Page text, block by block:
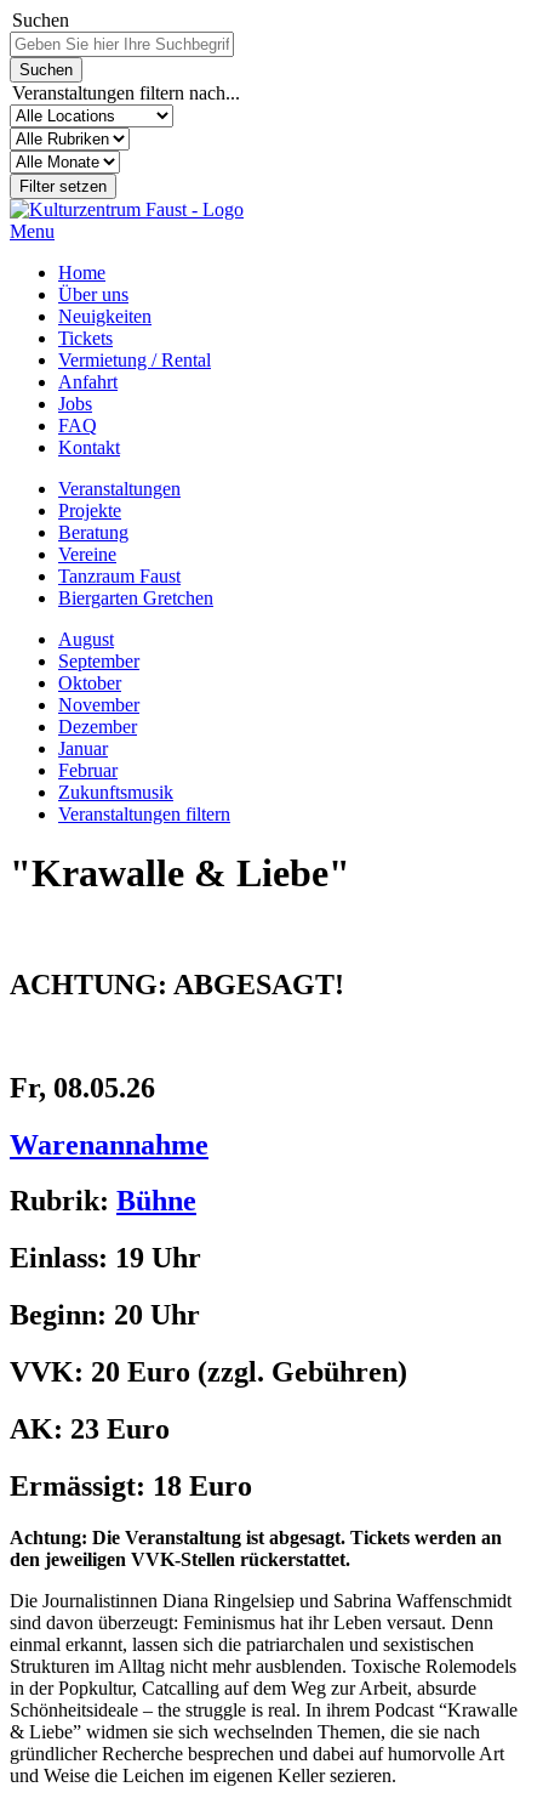
Suchen
Veranstaltungen filtern nach...
Menu
Home
Über uns
Neuigkeiten
Tickets
Vermietung / Rental
Anfahrt
Jobs
FAQ
Kontakt
Veranstaltungen
Projekte
Beratung
Vereine
Tanzraum Faust
Biergarten Gretchen
August
September
Oktober
November
Dezember
Januar
Februar
Zukunftsmusik
Veranstaltungen filtern
"Krawalle & Liebe"
ACHTUNG: ABGESAGT!
Fr, 08.05.26
Warenannahme
Rubrik: Bühne
Einlass: 19 Uhr
Beginn: 20 Uhr
VVK: 20 Euro (zzgl. Gebühren)
AK: 23 Euro
Ermässigt: 18 Euro
Achtung: Die Veranstaltung ist abgesagt. Tickets werden an
den jeweiligen VVK-Stellen rückerstattet.
Die Journalistinnen Diana Ringelsiep und Sabrina Waffenschmidt
sind davon überzeugt: Feminismus hat ihr Leben versaut. Denn
einmal erkannt, lassen sich die patriarchalen und sexistischen
Strukturen im Alltag nicht mehr ausblenden. Toxische Rolemodels
in der Popkultur, Catcalling auf dem Weg zur Arbeit, absurde
Schönheitsideale – the struggle is real. In ihrem Podcast “Krawalle
& Liebe” widmen sie sich wechselnden Themen, die sie nach
gründlicher Recherche besprechen und dabei auf humorvolle Art
und Weise die Leichen im eigenen Keller sezieren.